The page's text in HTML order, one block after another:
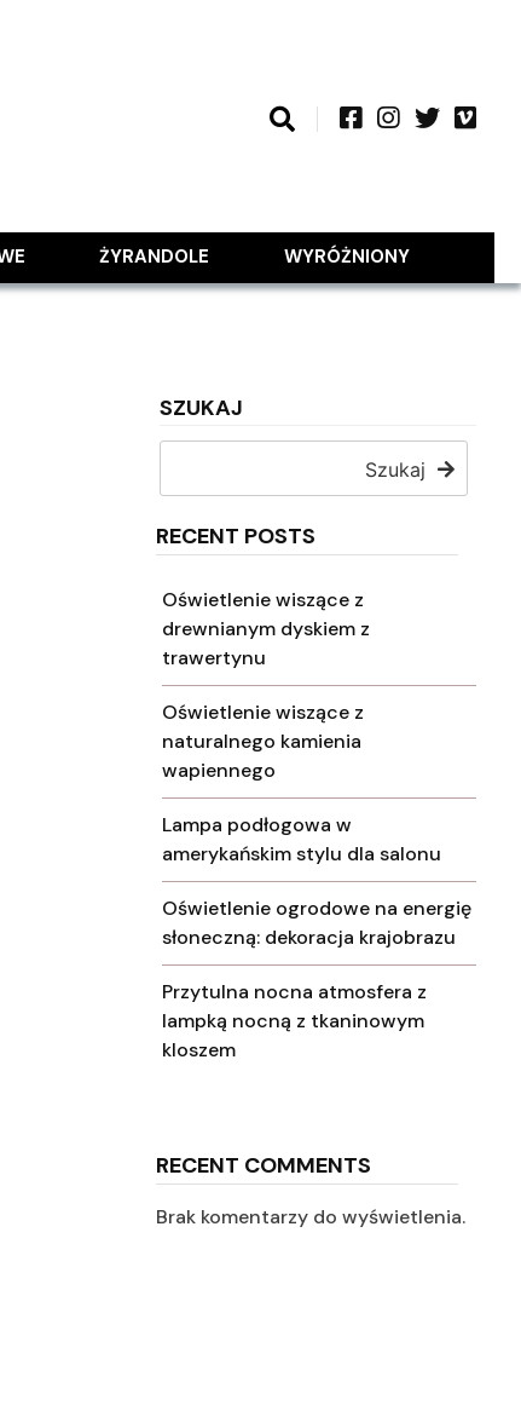
ŻYRANDOLE WYRÓŻNIONY
SZUKAJ
Szukaj
RECENT POSTS
Oświetlenie wiszące z
drewnianym dyskiem z
trawertynu
Oświetlenie wiszące z
naturalnego kamienia
wapiennego
Lampa podłogowa w
amerykańskim stylu dla salonu
Oświetlenie ogrodowe na energię
słoneczną: dekoracja krajobrazu
Przytulna nocna atmosfera z
lampką nocną z tkaninowym
kloszem
RECENT COMMENTS
Brak komentarzy do wyświetlenia.